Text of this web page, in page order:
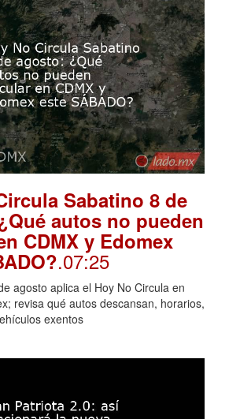
Sabatino 8 de
autos no pueden
CDMX y Edomex
.07:25
agosto aplica el Hoy No Circula en
revisa qué autos descansan, horarios,
exentos